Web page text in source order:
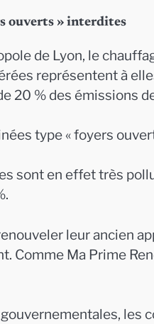
ouverts » interdites
de Lyon, le
représentent à
20 % des émissions
type « foyers
sont en effet très
leur ancien
Comme Ma Prime